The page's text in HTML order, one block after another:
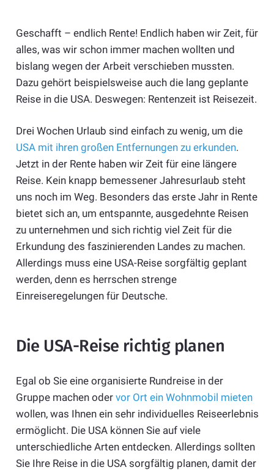
Geschafft – endlich Rente! Endlich haben wir Zeit, für
alles, was wir schon immer machen wollten und
bislang wegen der Arbeit verschieben mussten.
Dazu gehört beispielsweise auch die lang geplante
Reise in die USA. Deswegen: Rentenzeit ist Reisezeit.
Drei Wochen Urlaub sind einfach zu wenig, um die
USA mit ihren großen Entfernungen zu erkunden.
Jetzt in der Rente haben wir Zeit für eine längere
Reise. Kein knapp bemessener Jahresurlaub steht
uns noch im Weg. Besonders das erste Jahr in Rente
bietet sich an, um entspannte, ausgedehnte Reisen
zu unternehmen und sich richtig viel Zeit für die
Erkundung des faszinierenden Landes zu machen.
Allerdings muss eine USA-Reise sorgfältig geplant
werden, denn es herrschen strenge
Einreiseregelungen für Deutsche.
Die USA-Reise richtig planen
Egal ob Sie eine organisierte Rundreise in der
Gruppe machen oder vor Ort ein Wohnmobil mieten
wollen, was Ihnen ein sehr individuelles Reiseerlebnis
ermöglicht. Die USA können Sie auf viele
unterschiedliche Arten entdecken. Allerdings sollten
Sie Ihre Reise in die USA sorgfältig planen, damit der